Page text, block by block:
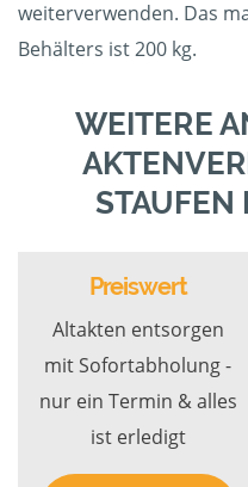
weiterverwenden. Das
Behälters ist 200 kg.
WEITERE
STAUFEN
Preiswert
Altakten entsorgen
mit Sofortabholung -
nur ein Termin & alles
ist erledigt